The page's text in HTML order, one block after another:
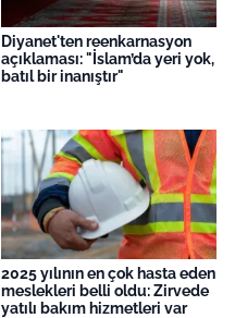
Diyanet'ten reenkarnasyon
açıklaması: "İslam’da yeri yok,
batıl bir inanıştır"
2025 yılının en çok hasta eden
meslekleri belli oldu: Zirvede
yatılı bakım hizmetleri var